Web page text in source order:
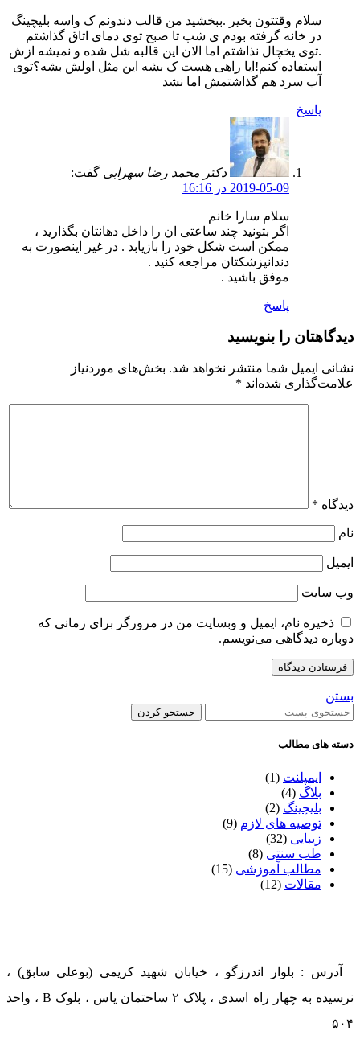
سلام وقتتون بخیر .ببخشید من قالب دندونم ک واسه بلیچینگ
در خانه گرفته بودم ی شب تا صبح توی دمای اتاق گذاشتم
‌.توی یخچال نذاشتم اما الان این قالبه شل شده و نمیشه ازش
استفاده کنم!ایا راهی هست ک بشه این مثل اولش بشه؟توی
آب سرد هم گذاشتمش اما نشد
پاسخ
دکتر محمد رضا سهرابی گفت:
2019-05-09 در 16:16
سلام سارا خانم
اگر بتونید چند ساعتی ان را داخل دهانتان بگذارید ،
ممکن است شکل خود را بازیابد . در غیر اینصورت به
دندانپزشکتان مراجعه کنید .
موفق باشید .
پاسخ
دیدگاهتان را بنویسید
نشانی ایمیل شما منتشر نخواهد شد. بخش‌های موردنیاز
علامت‌گذاری شده‌اند *
دیدگاه *
نام
ایمیل
وب‌ سایت
ذخیره نام، ایمیل و وبسایت من در مرورگر برای زمانی که
دوباره دیدگاهی می‌نویسم.
بستن
جستجو کردن
دسته های مطالب
ایمپلنت (1)
بلاگ (4)
بلیچینگ (2)
توصیه های لازم (9)
زیبایی (32)
طب سنتی (8)
مطالب آموزشی (15)
مقالات (12)
آدرس : بلوار اندرزگو ، خیابان شهید کریمی (بوعلی سابق) ،
نرسیده به چهار راه اسدی ، پلاک ۲ ساختمان یاس ، بلوک B ، واحد
۵۰۴